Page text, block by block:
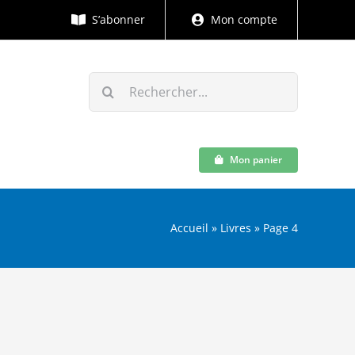
S’abonner Mon compte
Rechercher:
Mon panier
Accueil » Livres » Page 4